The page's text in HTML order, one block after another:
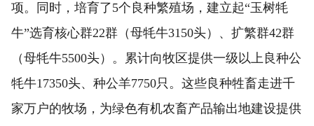
项。同时，培育了5个良种繁殖场，建立起“玉树牦
牛”选育核心群22群（母牦牛3150头）、扩繁群42群
（母牦牛5500头）。累计向牧区提供一级以上良种公
牦牛17350头、种公羊7750只。这些良种牲畜走进千
家万户的牧场，为绿色有机农畜产品输出地建设提供